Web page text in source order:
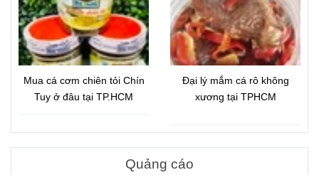
Mua cá cơm chiên tỏi Chín
Tuy ở đâu tại TP.HCM
Đại lý mắm cá rô không
xương tại TPHCM
Quảng cáo